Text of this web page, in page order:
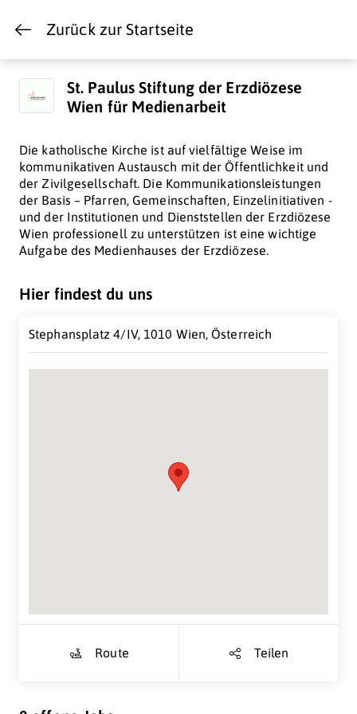
Zurück zur Startseite
St. Paulus Stiftung der Erzdiözese
Wien für Medienarbeit
Die katholische Kirche ist auf vielfältige Weise im
kommunikativen Austausch mit der Öffentlichkeit und
der Zivilgesellschaft. Die Kommunikationsleistungen
der Basis – Pfarren, Gemeinschaften, Einzelinitiativen -
und der Institutionen und Dienststellen der Erzdiözese
Wien professionell zu unterstützen ist eine wichtige
Aufgabe des Medienhauses der Erzdiözese.
Hier findest du uns
Stephansplatz 4/IV, 1010 Wien, Österreich
Route Teilen